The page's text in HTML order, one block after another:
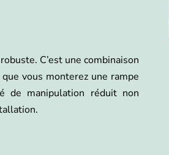
C’est une combinaison
vous monterez une rampe
de manipulation réduit non